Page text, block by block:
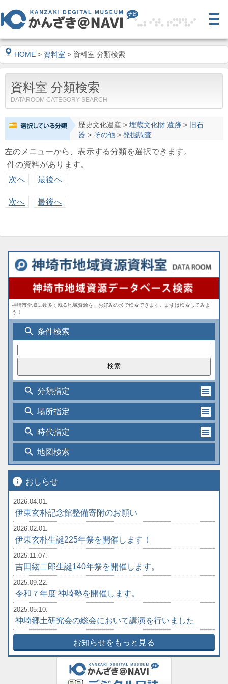
HOME > 資料室 > 資料室 分類検索
資料室 分類検索
DATAROOM CATEGORY SEARCH
歴史文化遺産> 埋蔵文化財 遺跡>
旧石
器 > その他> 発掘調査
左のメニューから、表示する分類を選択できます。
件の資料があります。
次へ
最後へ
次へ 最後へ
神埼市全域に数多く残る地域資源を、お好みの形で検索できます。まずは検索してみよ
う！
search 条件検索
search 分類指定
search 場所指定
search 時代指定
search 地図検索
info おしらせ
2026.04.01.
伊東玄朴記念館整備寄附のお願い
2026.02.01.
伊東玄朴生誕225年祭を開催します！
2025.11.07.
吉田絃二郎生誕140年祭を開催します。
2025.09.22.
令和７年度 神埼塾を開催します。
2025.05.10.
神埼郷土研究会の総会において講演を行いました
お知らせをもっと見る